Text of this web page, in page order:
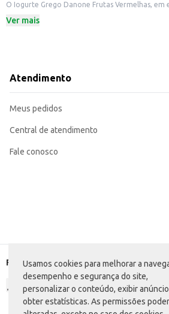
Usamos cookies para melhorar a
desempenho e segurança do site,
personalizar o conteúdo, exibir
obter estatísticas. As permissões
O Iogurte Grego Danone Frutas Vermelhas,
Peso: 100g
Receitas: Utilize como ingrediente em molhos,
O Iogurte Grego Danone Frutas Vermelhas
Ver mais
Atendimento
Meus pedidos
Central de atendimento
Fale conosco
Formas de pagamento